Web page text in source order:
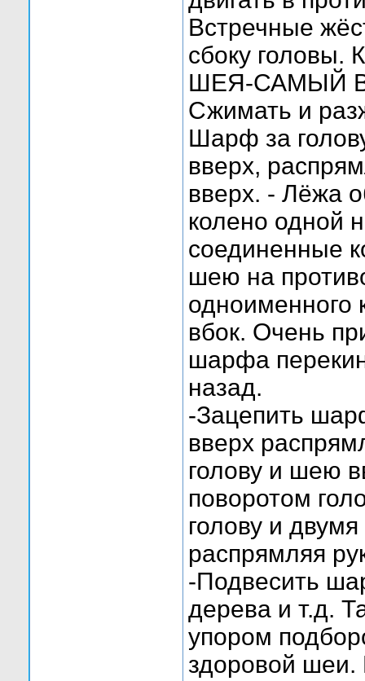
Встречные
сбоку головы.
ШЕЯ-САМЫЙ
Сжимать и
Шарф за
вверх,
вверх. - Лёжа
колено одной
соединенные
шею на
одноименного
вбок. Очень
шарфа
назад.
-Зацепить
вверх
голову и шею
поворотом
голову и
распрямляя
-Подвесить
дерева и т.д.
упором
здоровой шеи.